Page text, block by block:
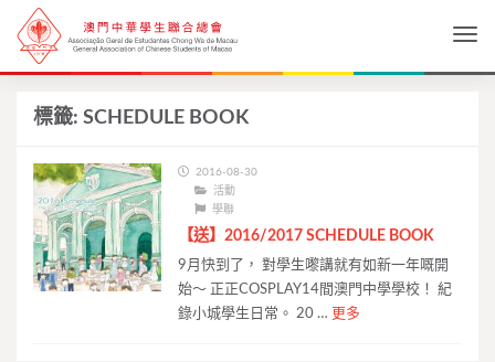
標籤: SCHEDULE BOOK
2016-08-30
活動
學聯
【送】2016/2017 SCHEDULE BOOK
9月快到了， 對學生嚟講就有如新一年嘅開
始～ 正正COSPLAY14間澳門中學學校！ 紀
錄小城學生日常。 20 … 更多